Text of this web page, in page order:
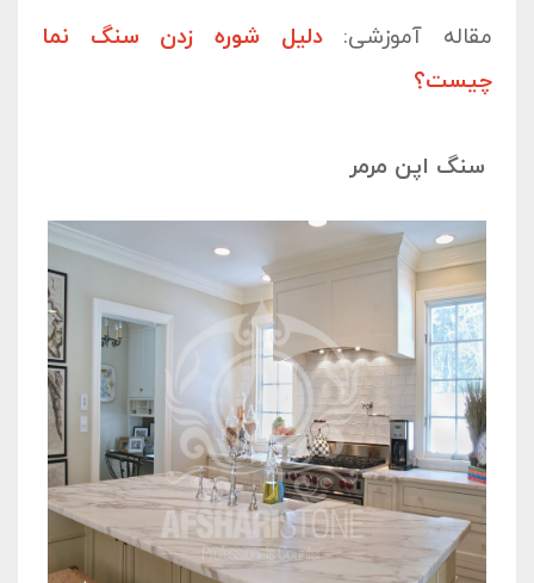
مقاله آموزشی:دلیل شوره زدن سنگ نما
چیست؟
سنگ اپن مرمر